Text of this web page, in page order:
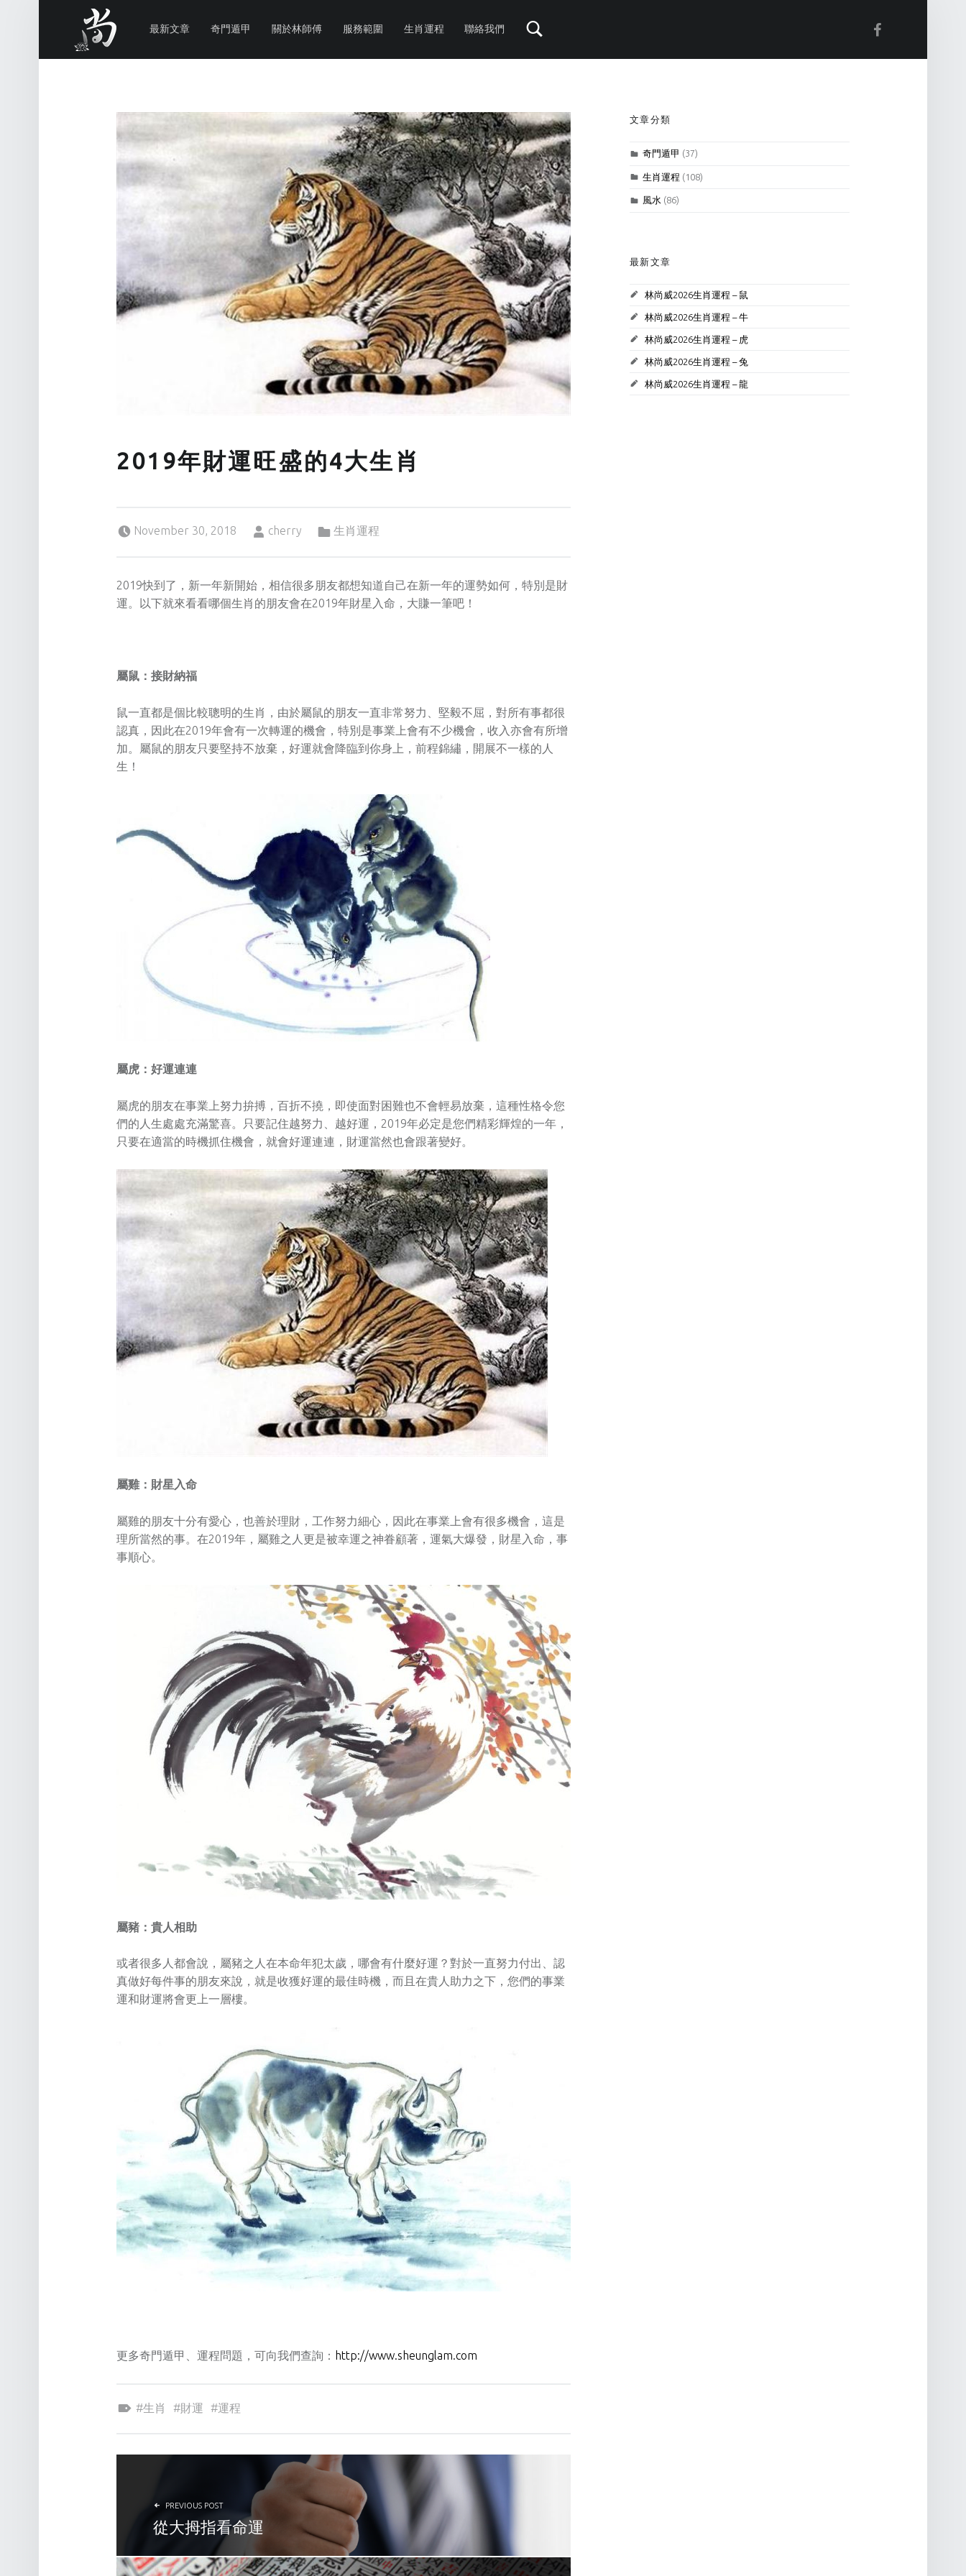
遁
甲
風
水
理
最新文章 奇門遁甲 關於林師傅 服務範圍 生肖運程 聯絡我們
2019年財運旺盛的4大生肖
November 30, 2018
cherry
生肖運程
2019快到了，新一年新開始，相信很多朋友都想知道自己在新一年的運勢如何，特別是財
運。以下就來看看哪個生肖的朋友會在2019年財星入命，大賺一筆吧！
屬鼠：接財納福
鼠一直都是個比較聰明的生肖，由於屬鼠的朋友一直非常努力、堅毅不屈，對所有事都很
認真，因此在2019年會有一次轉運的機會，特別是事業上會有不少機會，收入亦會有所增
加。屬鼠的朋友只要堅持不放棄，好運就會降臨到你身上，前程錦繡，開展不一樣的人
生！
屬虎：好運連連
屬虎的朋友在事業上努力拚搏，百折不撓，即使面對困難也不會輕易放棄，這種性格令您
們的人生處處充滿驚喜。只要記住越努力、越好運，2019年必定是您們精彩輝煌的一年，
只要在適當的時機抓住機會，就會好運連連，財運當然也會跟著變好。
屬雞：財星入命
屬雞的朋友十分有愛心，也善於理財，工作努力細心，因此在事業上會有很多機會，這是
理所當然的事。在2019年，屬雞之人更是被幸運之神眷顧著，運氣大爆發，財星入命，事
事順心。
屬豬：貴人相助
或者很多人都會說，屬豬之人在本命年犯太歲，哪會有什麼好運？對於一直努力付出、認
真做好每件事的朋友來說，就是收獲好運的最佳時機，而且在貴人助力之下，您們的事業
運和財運將會更上一層樓。
更多奇門遁甲、運程問題，可向我們查詢： http://www.sheunglam.com
生肖
財運 運程
POST NAVIGATION
PREVIOUS POST
從大拇指看命運
SIDEBAR
文章分類
奇門遁甲 (37)
生肖運程 (108)
風水 (86)
最新文章
林尚威2026生肖運程 – 鼠
林尚威2026生肖運程 – 牛
林尚威2026生肖運程 – 虎
林尚威2026生肖運程 – 兔
林尚威2026生肖運程 – 龍